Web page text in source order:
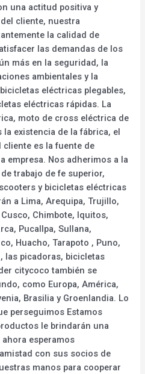
una actitud positiva y
cliente, nuestra
la calidad de
las demandas de los
más en la seguridad, la
ambientales y la
eléctricas plegables,
eléctricas rápidas. La
moto de cross eléctrica de
la existencia de la fábrica, el
cliente es la fuente de
empresa. Nos adherimos a la
trabajo de fe superior,
y bicicletas eléctricas
a Lima, Arequipa, Trujillo,
Chimbote, Iquitos,
Pucallpa, Sullana,
Huacho, Tarapoto , Puno,
las picadoras, bicicletas
citycoco también se
como Europa, América,
Brasilia y Groenlandia. Lo
perseguimos Estamos
le brindarán una
esperamos
con sus socios de
manos para cooperar